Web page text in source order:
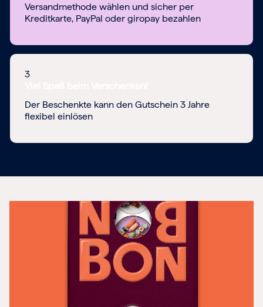
Versandmethode wählen und sicher per
Kreditkarte, PayPal oder giropay bezahlen
3
Der Beschenkte kann den Gutschein 3 Jahre
flexibel einlösen